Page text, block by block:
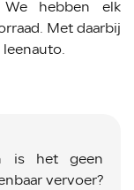
hebben elk
Met daarbij
is het geen
vervoer?